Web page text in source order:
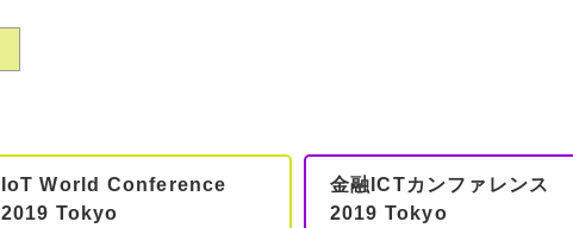
IoT World Conference
2019 Tokyo
金融ICTカンファレンス
2019 Tokyo